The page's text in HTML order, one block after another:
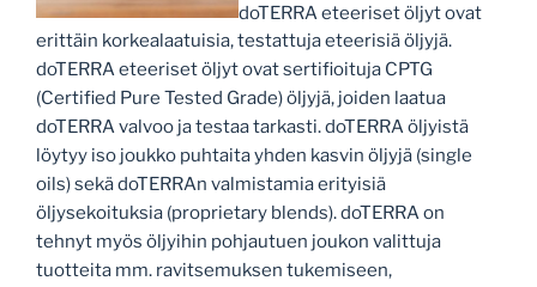
doTERRA eteeriset öljyt ovat
erittäin korkealaatuisia, testattuja eteerisiä öljyjä.
doTERRA eteeriset öljyt ovat sertifioituja CPTG
(Certified Pure Tested Grade) öljyjä, joiden laatua
doTERRA valvoo ja testaa tarkasti. doTERRA öljyistä
löytyy iso joukko puhtaita yhden kasvin öljyjä (single
oils) sekä doTERRAn valmistamia erityisiä
öljysekoituksia (proprietary blends). doTERRA on
tehnyt myös öljyihin pohjautuen joukon valittuja
tuotteita mm. ravitsemuksen tukemiseen,